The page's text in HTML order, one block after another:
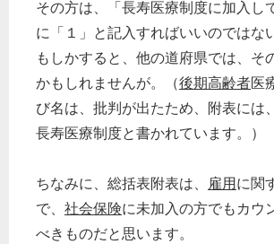
その方は、「長寿医療制度に加入し
に「１」と記入すればいいのではな
もしかすると、他の道府県では、そ
かもしれませんが。（後期高齢者医
び名は、批判が出たため、附表には
長寿医療制度と書かれています。）
ちなみに、総括表附表は、 雇用に関
で、 社会保険に未加入の方でもカウ
べきものだと思います。